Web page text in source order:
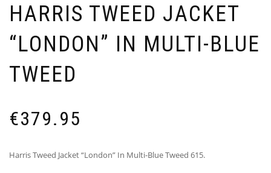
HARRIS TWEED JACKET
“LONDON” IN MULTI-BLUE
TWEED
€379.95
Harris Tweed Jacket “London” In Multi-Blue Tweed 615.